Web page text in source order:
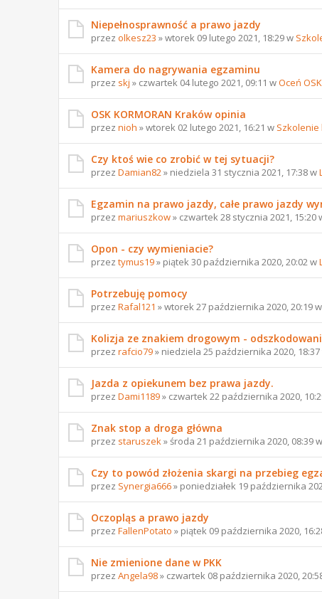
Niepełnosprawność a prawo jazdy
przez olkesz23 » wtorek 09 lutego 2021, 18:29 w
Kamera do nagrywania egzaminu
przez skj » czwartek 04 lutego 2021, 09:11 wOceń OSK
OSK KORMORAN Kraków opinia
przez nioh » wtorek 02 lutego 2021, 16:21 w
Czy ktoś wie co zrobić w tej sytuacji?
przez Damian82 » niedziela 31 stycznia 2021, 17:38 w
Egzamin na prawo jazdy, całe prawo jazdy
przez mariuszkow» czwartek 28 stycznia 2021, 15:20
Opon - czy wymieniacie?
przez tymus19» piątek 30 października 2020, 20:02 w
Potrzebuję pomocy
przez Rafal121 » wtorek 27 października 2020, 20:19 w
Kolizja ze znakiem drogowym -
przez rafcio79» niedziela 25 października 2020, 18:37
Jazda z opiekunem bez prawa jazdy.
przez Dami1189» czwartek 22 października 2020,
Znak stop a droga główna
przez staruszek » środa 21 października 2020, 08:39 w
Czy to powód złożenia skargi na przebieg
przez Synergia666» poniedziałek 19 października
Oczopląs a prawo jazdy
przez FallenPotato » piątek 09 października 2020,
Nie zmienione dane w PKK
przez Angela98» czwartek 08 października 2020,